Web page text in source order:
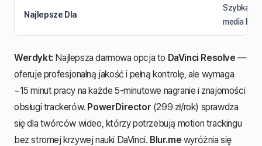
Najlepsze Dla
Szybka
media lub
Werdykt: Najlepsza darmowa opcja to DaVinci Resolve —
oferuje profesjonalną jakość i pełną kontrolę, ale wymaga
~15 minut pracy na każde 5-minutowe nagranie i znajomości
obsługi trackerów. PowerDirector (299 zł/rok) sprawdza
się dla twórców wideo, którzy potrzebują motion trackingu
bez stromej krzywej nauki DaVinci. Blur.me wyróżnia się